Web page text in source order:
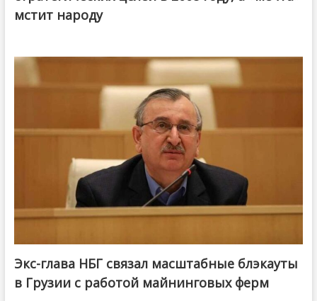
мстит народу
Экс-глава НБГ связал масштабные блэкауты
в Грузии с работой майнинговых ферм